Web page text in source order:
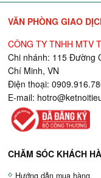
VĂN PHÒNG GIAO
CÔNG TY TNHH MTV
Chi nhánh: 115 Đường
Chí Minh, VN
Điện thoại:
E-mail:
CHĂM SÓC KHÁCH
Hướng dẫn mua hàng